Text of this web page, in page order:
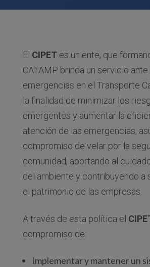
El CIPET es un ente, que
CATAMP brinda un servicio ante
emergencias en el Transporte
la finalidad de minimizar los
emergentes y aumentar la
atención de las emergencias,
compromiso de velar por la
comunidad, aportando al
del ambiente y contribuyendo a
el patrimonio de las empresas.
A través de esta política el
compromiso de:
Implementar y mantener un